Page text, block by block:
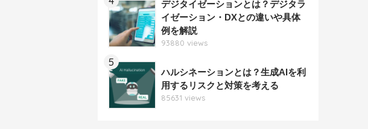
デジタイゼーションとは？デジタラ
イゼーション・DXとの違いや具体
例を解説
93880 views
5
ハルシネーションとは？生成AIを利
用するリスクと対策を考える
85631 views